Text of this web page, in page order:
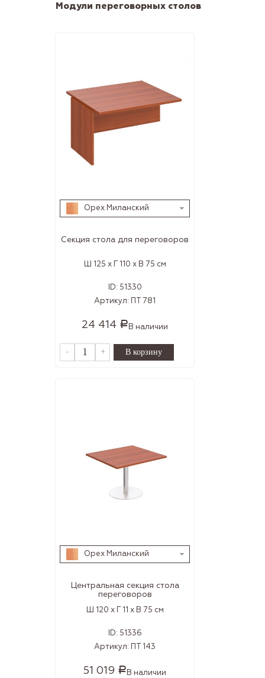
Модули переговорных столов
Орех Миланский
Секция стола для переговоров
Ш 125 x Г 110 x В 75 см
ID: 51330
Артикул: ПТ 781
24 414 РВ наличии
- +
Орех Миланский
Центральная секция стола
переговоров
Ш 120 x Г 11 x В 75 см
ID: 51336
Артикул: ПТ 143
51 019 РВ наличии